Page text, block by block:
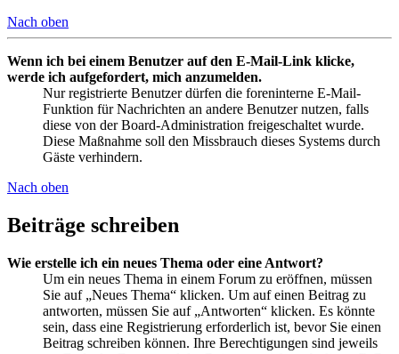
Nach oben
Wenn ich bei einem Benutzer auf den E-Mail-Link klicke,
werde ich aufgefordert, mich anzumelden.
Nur registrierte Benutzer dürfen die foreninterne E-Mail-
Funktion für Nachrichten an andere Benutzer nutzen, falls
diese von der Board-Administration freigeschaltet wurde.
Diese Maßnahme soll den Missbrauch dieses Systems durch
Gäste verhindern.
Nach oben
Beiträge schreiben
Wie erstelle ich ein neues Thema oder eine Antwort?
Um ein neues Thema in einem Forum zu eröffnen, müssen
Sie auf „Neues Thema“ klicken. Um auf einen Beitrag zu
antworten, müssen Sie auf „Antworten“ klicken. Es könnte
sein, dass eine Registrierung erforderlich ist, bevor Sie einen
Beitrag schreiben können. Ihre Berechtigungen sind jeweils